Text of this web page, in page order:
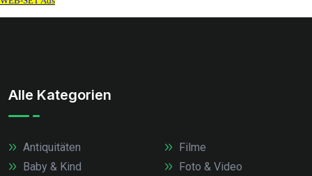
Alle Kategorien
Antiquitäten
Baby & Kind
Filme
Foto & Video